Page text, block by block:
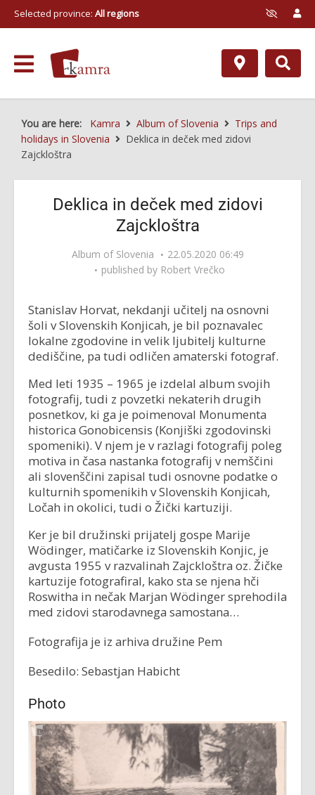
Selected province: All regions
You are here: Kamra Album of Slovenia
Trips and
holidays in Slovenia
Deklica in deček med zidovi
Zajckloštra
Deklica in deček med zidovi
Zajckloštra
Album of Slovenia
22.05.2020 06:49
published by Robert Vrečko
Stanislav Horvat, nekdanji učitelj na osnovni
šoli v Slovenskih Konjicah, je bil poznavalec
lokalne zgodovine in velik ljubitelj kulturne
dediščine, pa tudi odličen amaterski fotograf.
Med leti 1935 – 1965 je izdelal album svojih
fotografij, tudi z povzetki nekaterih drugih
posnetkov, ki ga je poimenoval Monumenta
historica Gonobicensis (Konjiški zgodovinski
spomeniki). V njem je v razlagi fotografij poleg
motiva in časa nastanka fotografij v nemščini
ali slovenščini zapisal tudi osnovne podatke o
kulturnih spomenikih v Slovenskih Konjicah,
Ločah in okolici, tudi o Žički kartuziji.
Ker je bil družinski prijatelj gospe Marije
Wödinger, matičarke iz Slovenskih Konjic, je
avgusta 1955 v razvalinah Zajckloštra oz. Žičke
kartuzije fotografiral, kako sta se njena hči
Roswitha in nečak Marjan Wödinger sprehodila
med zidovi starodavnega samostana…
Fotografija je iz arhiva družine Pem
Besedilo: Sebastjan Habicht
Photo